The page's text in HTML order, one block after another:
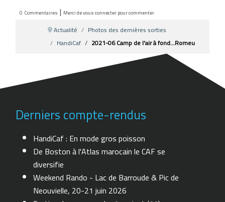
0 Commentaires | Merci de vous connecter pour commenter
Actualité
Photos des dernières sorties
HandiCaf
2021-06 Camp de l'air à fond...Romeu
Derniers compte-rendus
HandiCaf : En mode gros poisson
De Boston à l'Atlas marocain le CAF se
diversifie
Weekend Rando - Lac de Barroude & Pic de
Neouvielle, 20-21 juin 2026